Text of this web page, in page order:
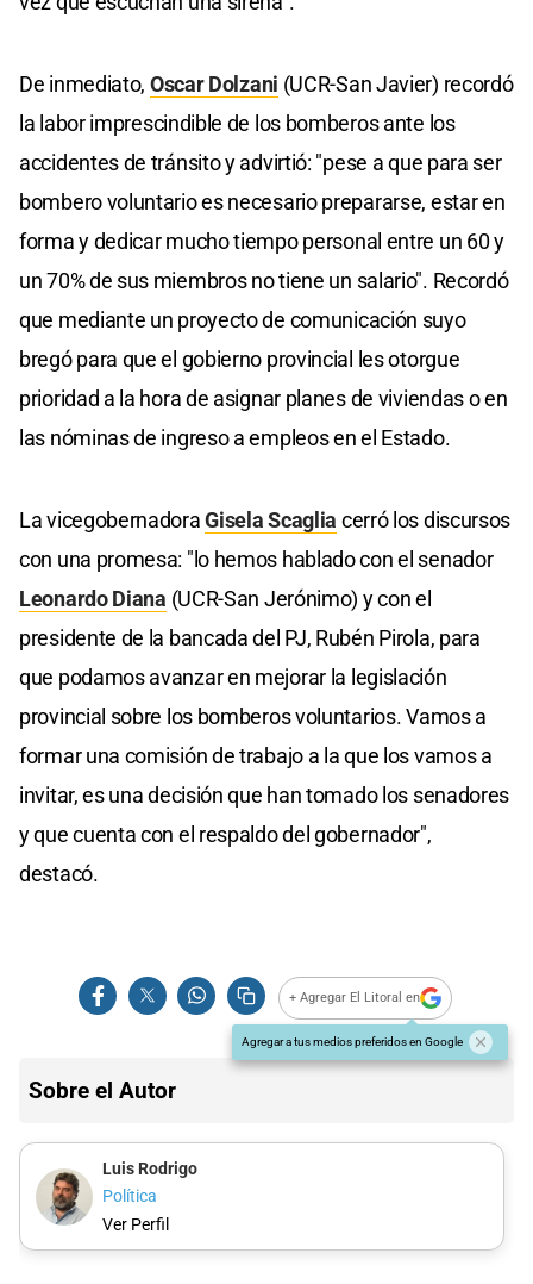
De inmediato, Oscar Dolzani (UCR-San Javier) recordó
la labor imprescindible de los bomberos ante los
accidentes de tránsito y advirtió: "pese a que para ser
bombero voluntario es necesario prepararse, estar en
forma y dedicar mucho tiempo personal entre un 60 y
un 70% de sus miembros no tiene un salario". Recordó
que mediante un proyecto de comunicación suyo
bregó para que el gobierno provincial les otorgue
prioridad a la hora de asignar planes de viviendas o en
las nóminas de ingreso a empleos en el Estado.
La vicegobernadoraGisela Scaglia cerró los discursos
con una promesa: "lo hemos hablado con el senador
Leonardo Diana (UCR-San Jerónimo) y con el
presidente de la bancada del PJ, Rubén Pirola, para
que podamos avanzar en mejorar la legislación
provincial sobre los bomberos voluntarios. Vamos a
formar una comisión de trabajo a la que los vamos a
invitar, es una decisión que han tomado los senadores
y que cuenta con el respaldo del gobernador",
destacó.
+ Agregar El Litoral en
Agregar a tus medios preferidos en Google
Sobre el Autor
Luis Rodrigo
Política
Ver Perfil